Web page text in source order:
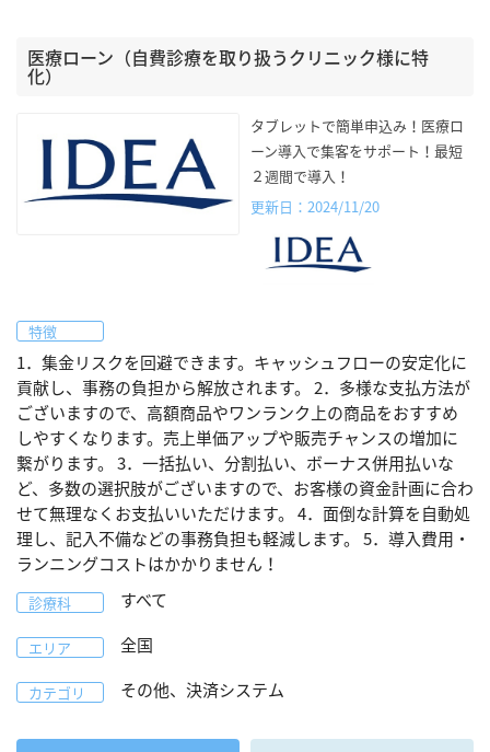
医療ローン（自費診療を取り扱うクリニック様に特
化）
タブレットで簡単申込み！医療ロ
ーン導入で集客をサポート！最短
２週間で導入！
更新日：2024/11/20
特徴
1．集金リスクを回避できます。キャッシュフローの安定化に
貢献し、事務の負担から解放されます。 2．多様な支払方法が
ございますので、高額商品やワンランク上の商品をおすすめ
しやすくなります。売上単価アップや販売チャンスの増加に
繋がります。 3．一括払い、分割払い、ボーナス併用払いな
ど、多数の選択肢がございますので、お客様の資金計画に合わ
せて無理なくお支払いいただけます。 4．面倒な計算を自動処
理し、記入不備などの事務負担も軽減します。 5．導入費用・
ランニングコストはかかりません！
診療科 すべて
エリア 全国
カテゴリ その他、決済システム